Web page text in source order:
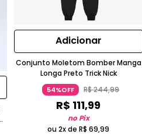
Adicionar
Conjunto Moletom Bomber Manga
Longa Preto Trick Nick
54%OFF R$244,99
R$ 111,99
no Pix
ou 2x deR$ 69,99